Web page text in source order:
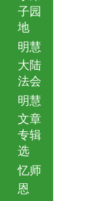
子园
地
明慧
大陆
法会
明慧
文章
专辑
选
忆师
恩